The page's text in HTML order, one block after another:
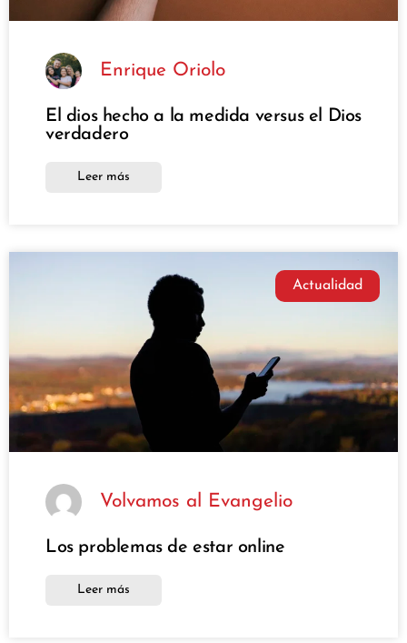
Enrique Oriolo
El dios hecho a la medida versus el Dios
verdadero
Leer más
Actualidad
Volvamos al Evangelio
Los problemas de estar online
Leer más